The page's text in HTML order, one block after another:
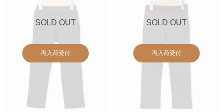
SOLD OUT
再入荷受付
SOLD OUT
再入荷受付